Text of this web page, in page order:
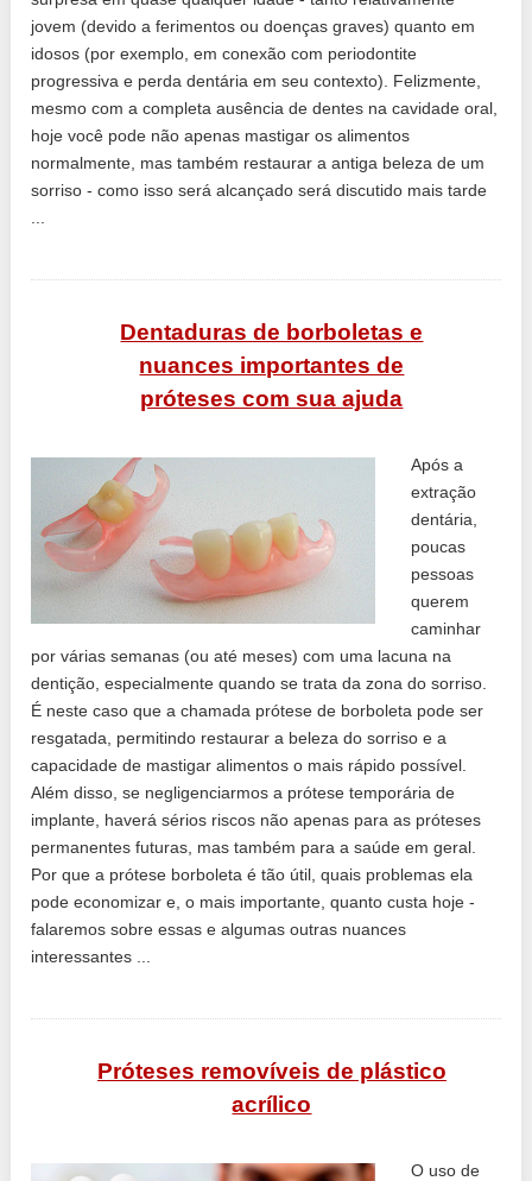
jovem (devido a ferimentos ou doenças graves) quanto em
idosos (por exemplo, em conexão com periodontite
progressiva e perda dentária em seu contexto). Felizmente,
mesmo com a completa ausência de dentes na cavidade oral,
hoje você pode não apenas mastigar os alimentos
normalmente, mas também restaurar a antiga beleza de um
sorriso - como isso será alcançado será discutido mais tarde
Dentaduras de borboletas e
nuances importantes de
próteses com sua ajuda
Após a
extração
dentária,
poucas
pessoas
querem
caminhar
por várias semanas (ou até meses) com uma lacuna na
dentição, especialmente quando se trata da zona do sorriso.
É neste caso que a chamada prótese de borboleta pode ser
resgatada, permitindo restaurar a beleza do sorriso e a
capacidade de mastigar alimentos o mais rápido possível.
Além disso, se negligenciarmos a prótese temporária de
implante, haverá sérios riscos não apenas para as próteses
permanentes futuras, mas também para a saúde em geral.
Por que a prótese borboleta é tão útil, quais problemas ela
pode economizar e, o mais importante, quanto custa hoje -
falaremos sobre essas e algumas outras nuances
interessantes ...
Próteses removíveis de plástico
acrílico
O uso de